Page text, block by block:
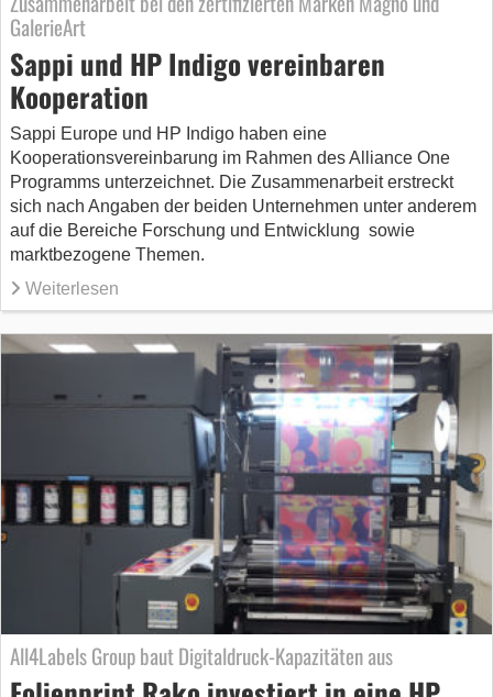
GalerieArt
Sappi und HP Indigo vereinbaren
Kooperation
Sappi Europe und HP Indigo haben eine
Kooperationsvereinbarung im Rahmen des Alliance One
Programms unterzeichnet. Die Zusammenarbeit erstreckt
sich nach Angaben der beiden Unternehmen unter anderem
auf die Bereiche Forschung und Entwicklung sowie
marktbezogene Themen.
Weiterlesen
All4Labels Group baut Digitaldruck-Kapazitäten aus